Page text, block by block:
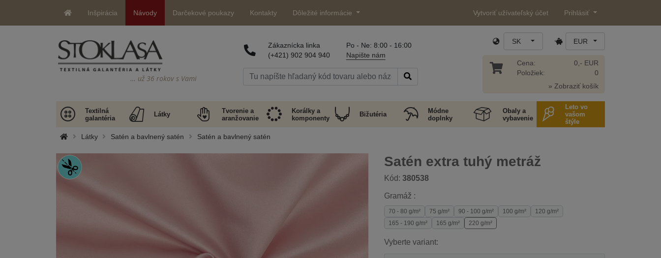
Inšpirácia Návody Darčekové poukazy Kontakty Dôležité informácie Vytvoriť užívateľský účet Prihlásiť
… už 36 rokov s Vami
Zákaznícka linka
(+421) 902 904 940
Po - Ne: 8:00 - 16:00
Napište nám
SK EUR
Cena:
Položiek:
0,- EUR
0
» Zobraziť košík
Textilná
galantéria
Látky
Tvorenie a
aranžovanie
Korálky a
komponenty
Bižutéria
Módne
doplnky
Obaly a
vybavenie
Leto vo
vašom
štýle
Látky Satén a bavlnený satén Satén a bavlnený satén
Satén extra tuhý metráž
Kód: 380538
Gramáž :
70 - 80 g/m² 75 g/m² 90 - 100 g/m² 100 g/m²
120 g/m²
165 - 190 g/m²
165 g/m² 220 g/m²
Vyberte variant: